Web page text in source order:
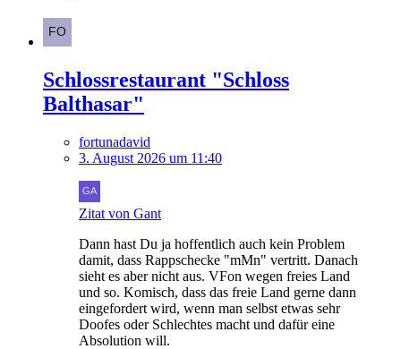
Schlossrestaurant "Schloss
Balthasar"
fortunadavid
3. August 2026 um 11:40
Zitat von Gant
Dann hast Du ja hoffentlich auch kein Problem
damit, dass Rappschecke "mMn" vertritt. Danach
sieht es aber nicht aus. VFon wegen freies Land
und so. Komisch, dass das freie Land gerne dann
eingefordert wird, wenn man selbst etwas sehr
Doofes oder Schlechtes macht und dafür eine
Absolution will.